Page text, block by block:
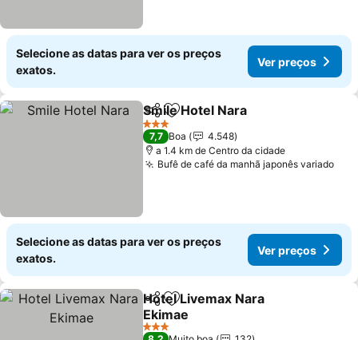
Selecione as datas para ver os preços
exatos.
Ver preços
PartilharAdicionar aos favoritos
Smile Hotel Nara
3 Estrelas
7,7 Boa
4.548
a 1.4 km de Centro da cidade
Bufê de café da manhã japonês variadoVer
Selecione as datas para ver os preços
exatos.
Ver preços
PartilharAdicionar aos favoritos
Hotel Livemax Nara
Ekimae
Ver preços
3 Estrelas